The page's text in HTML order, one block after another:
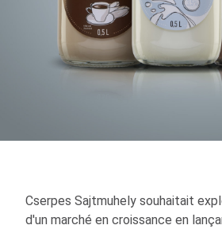
Cserpes Sajtmuhely souhaitait
d'un marché en croissance en